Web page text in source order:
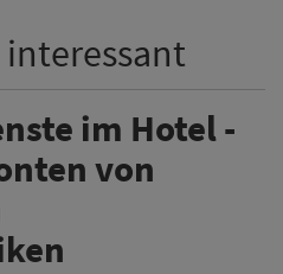
im Hotel -
von